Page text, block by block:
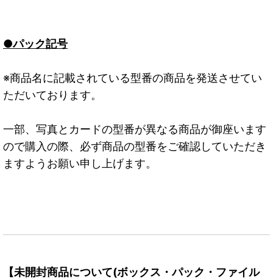
●パック記号
※商品名に記載されている型番の商品を発送させてい
ただいております。
一部、写真とカードの型番が異なる商品が御座います
ので購入の際、必ず商品の型番をご確認していただき
ますようお願い申し上げます。
【未開封商品について(ボックス・パック・ファイル